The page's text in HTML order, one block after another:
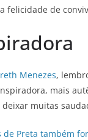
felicidade de
Menezes,
mais
muitas
Preta também